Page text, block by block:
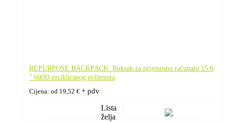
REPURPOSE BACKPACK. Ruksak za prijenosno računalo 15.6
" 600D recikliranog poliestera
Cijena: od 19,52 € + pdv
Lista
želja